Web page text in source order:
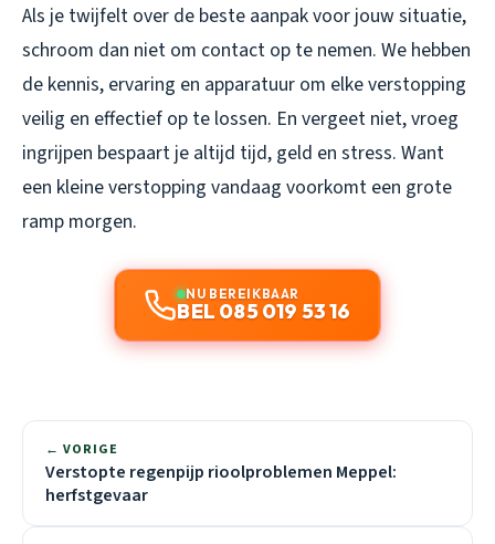
Als je twijfelt over de beste aanpak voor jouw situatie,
schroom dan niet om contact op te nemen. We hebben
de kennis, ervaring en apparatuur om elke verstopping
veilig en effectief op te lossen. En vergeet niet, vroeg
ingrijpen bespaart je altijd tijd, geld en stress. Want
een kleine verstopping vandaag voorkomt een grote
ramp morgen.
NU BEREIKBAAR
BEL 085 019 53 16
← VORIGE
Verstopte regenpijp rioolproblemen Meppel:
herfstgevaar